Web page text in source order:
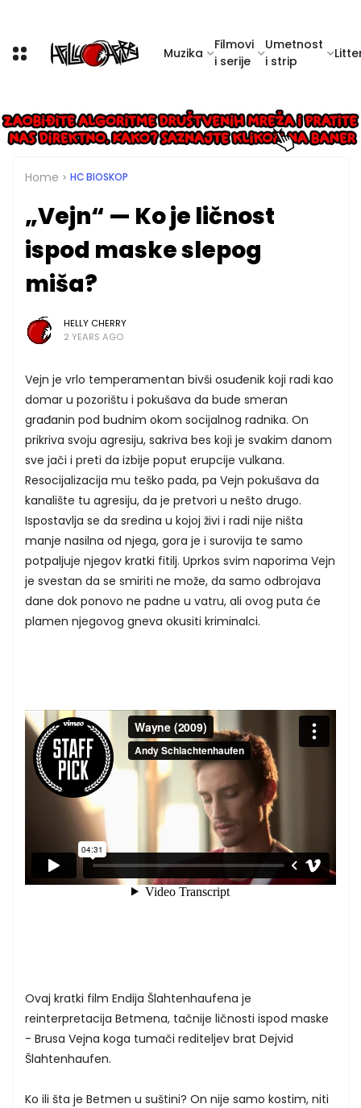
Muzika
Filmovi
i serije
Umetnost
i strip
Home HC BIOSKOP
„Vejn“ — Ko je ličnost
ispod maske slepog
miša?
HELLY CHERRY
2 YEARS AGO
Vejn je vrlo temperamentan bivši osuđenik koji radi kao
domar u pozorištu i pokušava da bude smeran
građanin pod budnim okom socijalnog radnika. On
prikriva svoju agresiju, sakriva bes koji je svakim danom
sve jači i preti da izbije poput erupcije vulkana.
Resocijalizacija mu teško pada, pa Vejn pokušava da
kanalište tu agresiju, da je pretvori u nešto drugo.
Ispostavlja se da sredina u kojoj živi i radi nije ništa
manje nasilna od njega, gora je i surovija te samo
potpaljuje njegov kratki fitilj. Uprkos svim naporima Vejn
je svestan da se smiriti ne može, da samo odbrojava
dane dok ponovo ne padne u vatru, ali ovog puta će
plamen njegovog gneva okusiti kriminalci.
Ovaj kratki film Endija Šlahtenhaufena je
reinterpretacija Betmena, tačnije ličnosti ispod maske
- Brusa Vejna koga tumači rediteljev brat Dejvid
Šlahtenhaufen.
Ko ili šta je Betmen u suštini? On nije samo kostim, niti